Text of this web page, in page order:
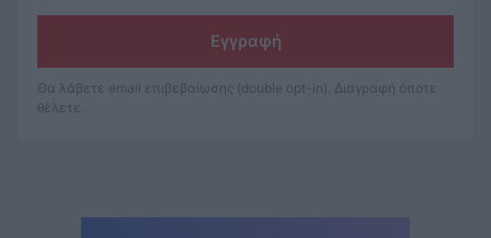
Εγγραφή
Θα λάβετε email επιβεβαίωσης (double opt-in). Διαγραφή όποτε
θέλετε.